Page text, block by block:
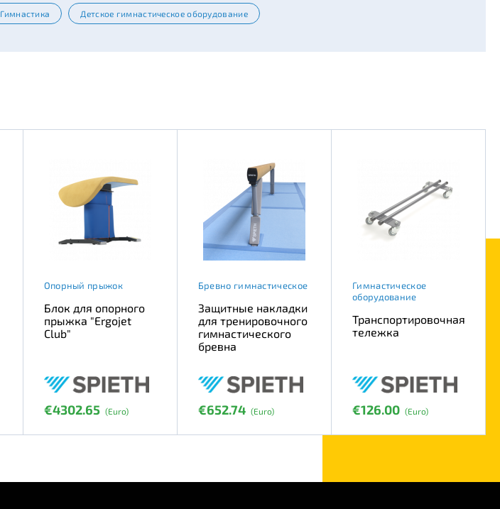
Гимнастика Детское гимнастическое оборудование
Опорный прыжок
Блок для опорного
прыжка "Ergojet
Club"
€4302.65 (Euro)
Бревно гимнастическое
Защитные накладки
для тренировочного
гимнастического
бревна
€652.74 (Euro)
Гимнастическое
оборудование
Транспортировочная
тележка
€126.00 (Euro)